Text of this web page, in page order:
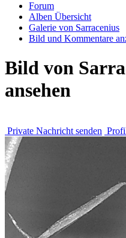
Forum
Alben Übersicht
Galerie von Sarracenius
Bild und Kommentare
Bild von
ansehen
Private Nachricht senden